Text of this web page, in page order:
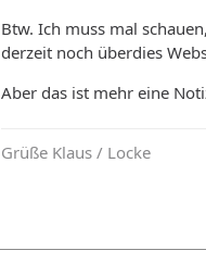
Btw. Ich muss mal
derzeit noch überdies
Aber das ist mehr eine
Grüße Klaus / Locke